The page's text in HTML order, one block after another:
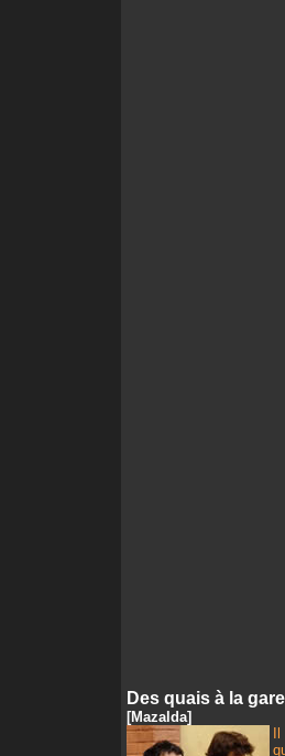
Des quais à la
[Mazalda]
Il